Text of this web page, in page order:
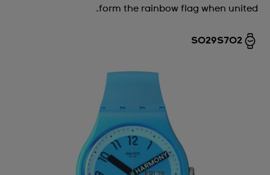
form the rainbow flag when united.
SO29S702